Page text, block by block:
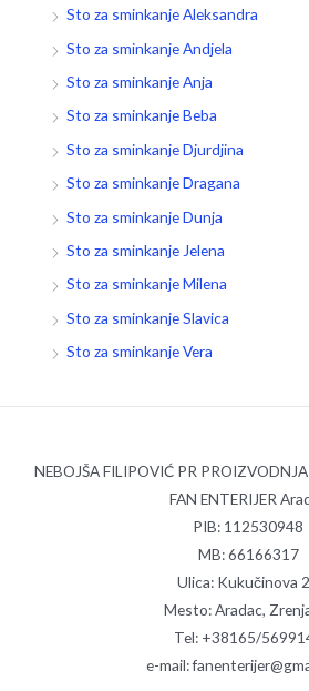
Sto za sminkanje Aleksandra
Sto za sminkanje Andjela
Sto za sminkanje Anja
Sto za sminkanje Beba
Sto za sminkanje Djurdjina
Sto za sminkanje Dragana
Sto za sminkanje Dunja
Sto za sminkanje Jelena
Sto za sminkanje Milena
Sto za sminkanje Slavica
Sto za sminkanje Vera
NEBOJŠA FILIPOVIĆ PR
FAN ENTERIJER
PIB: 112530948
MB: 66166317
Ulica: Kukučinova
Mesto: Aradac,
Tel: +38165/
e-mail: